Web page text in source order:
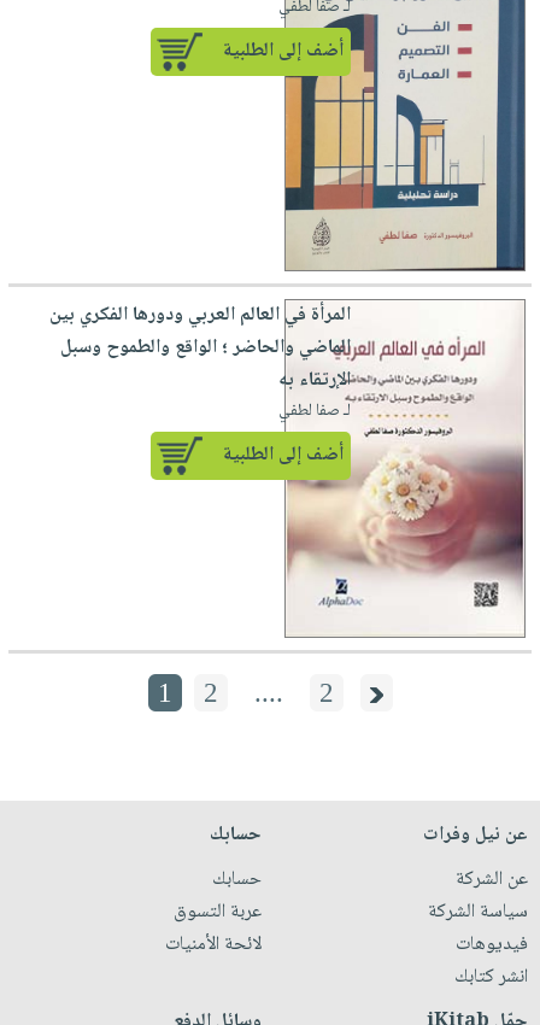
لـ صفا لطفي
أضف إلى الطلبية
المرأة في العالم العربي ودورها الفكري بين
الماضي والحاضر ؛ الواقع والطموح وسبل
الإرتقاء به
لـ صفا لطفي
أضف إلى الطلبية
1 2 .... 2
عن نيل وفرات
عن الشركة
سياسة الشركة
فيديوهات
انشر كتابك
حسابك
حسابك
عربة التسوق
لائحة الأمنيات